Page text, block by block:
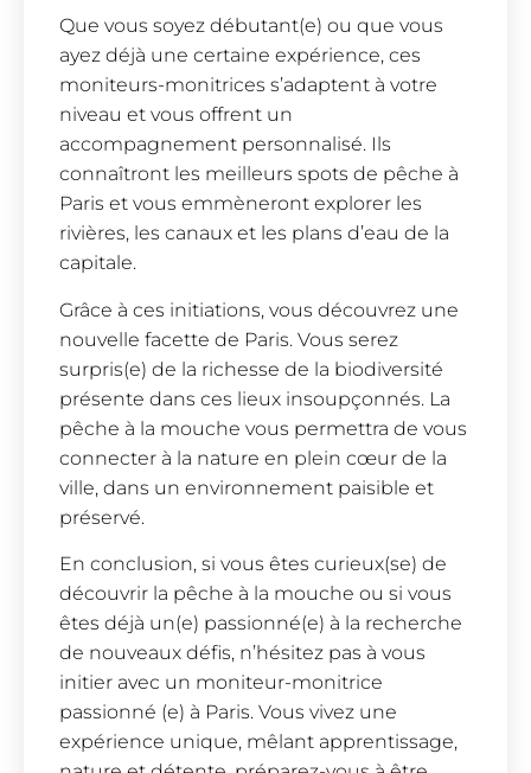
Que vous soyez débutant(e) ou que vous
ayez déjà une certaine expérience, ces
moniteurs-monitrices s’adaptent à votre
niveau et vous offrent un
accompagnement personnalisé. Ils
connaîtront les meilleurs spots de pêche à
Paris et vous emmèneront explorer les
rivières, les canaux et les plans d’eau de la
capitale.
Grâce à ces initiations, vous découvrez une
nouvelle facette de Paris. Vous serez
surpris(e) de la richesse de la biodiversité
présente dans ces lieux insoupçonnés. La
pêche à la mouche vous permettra de vous
connecter à la nature en plein cœur de la
ville, dans un environnement paisible et
préservé.
En conclusion, si vous êtes curieux(se) de
découvrir la pêche à la mouche ou si vous
êtes déjà un(e) passionné(e) à la recherche
de nouveaux défis, n’hésitez pas à vous
initier avec un moniteur-monitrice
passionné (e) à Paris. Vous vivez une
expérience unique, mêlant apprentissage,